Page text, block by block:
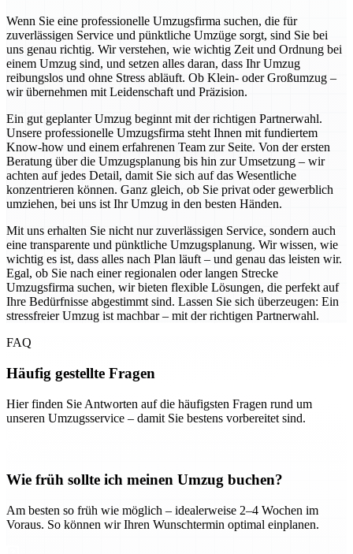
Wenn Sie eine professionelle Umzugsfirma suchen, die für
zuverlässigen Service und pünktliche Umzüge sorgt, sind Sie bei
uns genau richtig. Wir verstehen, wie wichtig Zeit und Ordnung bei
einem Umzug sind, und setzen alles daran, dass Ihr Umzug
reibungslos und ohne Stress abläuft. Ob Klein- oder Großumzug –
wir übernehmen mit Leidenschaft und Präzision.
Ein gut geplanter Umzug beginnt mit der richtigen Partnerwahl.
Unsere professionelle Umzugsfirma steht Ihnen mit fundiertem
Know-how und einem erfahrenen Team zur Seite. Von der ersten
Beratung über die Umzugsplanung bis hin zur Umsetzung – wir
achten auf jedes Detail, damit Sie sich auf das Wesentliche
konzentrieren können. Ganz gleich, ob Sie privat oder gewerblich
umziehen, bei uns ist Ihr Umzug in den besten Händen.
Mit uns erhalten Sie nicht nur zuverlässigen Service, sondern auch
eine transparente und pünktliche Umzugsplanung. Wir wissen, wie
wichtig es ist, dass alles nach Plan läuft – und genau das leisten wir.
Egal, ob Sie nach einer regionalen oder langen Strecke
Umzugsfirma suchen, wir bieten flexible Lösungen, die perfekt auf
Ihre Bedürfnisse abgestimmt sind. Lassen Sie sich überzeugen: Ein
stressfreier Umzug ist machbar – mit der richtigen Partnerwahl.
FAQ
Häufig gestellte Fragen
Hier finden Sie Antworten auf die häufigsten Fragen rund um
unseren Umzugsservice – damit Sie bestens vorbereitet sind.
Wie früh sollte ich meinen Umzug buchen?
Am besten so früh wie möglich – idealerweise 2–4 Wochen im
Voraus. So können wir Ihren Wunschtermin optimal einplanen.